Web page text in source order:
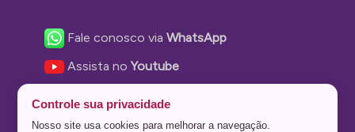
Fale conosco viaWhatsApp
Assista noYoutube
Nos siga no Instagram
Controle sua privacidade
Nosso site usa cookies para melhorar a navegação.